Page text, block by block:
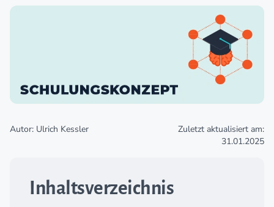
Autor: Ulrich Kessler
Zuletzt aktualisiert am:
31.01.2025
Inhaltsverzeichnis